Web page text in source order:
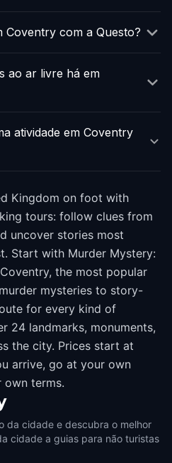
Coventry com a Questo?
ao ar livre há em
atividade em Coventry
Kingdom on foot with
tours: follow clues from
uncover stories most
Start with Murder Mystery:
the most popular
mysteries to story-
for every kind of
24 landmarks, monuments,
the city. Prices start at
arrive, go at your own
own terms.
da cidade e descubra o melhor
cidade a guias para não turistas